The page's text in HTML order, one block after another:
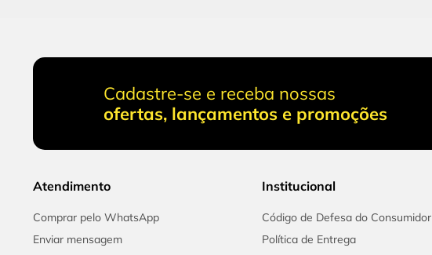
Cadastre-se e receba nossas
ofertas, lançamentos e promoções
Atendimento
Comprar pelo WhatsApp
Enviar mensagem
Institucional
Código de Defesa do Consumidor
Política de Entrega